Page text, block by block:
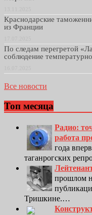
Краснодарские
из Франции
По следам перегретой
соблюдение
Все новости
Топ месяца
Радио:
работа
года
таганрогских
прошлом
Тришкине.…